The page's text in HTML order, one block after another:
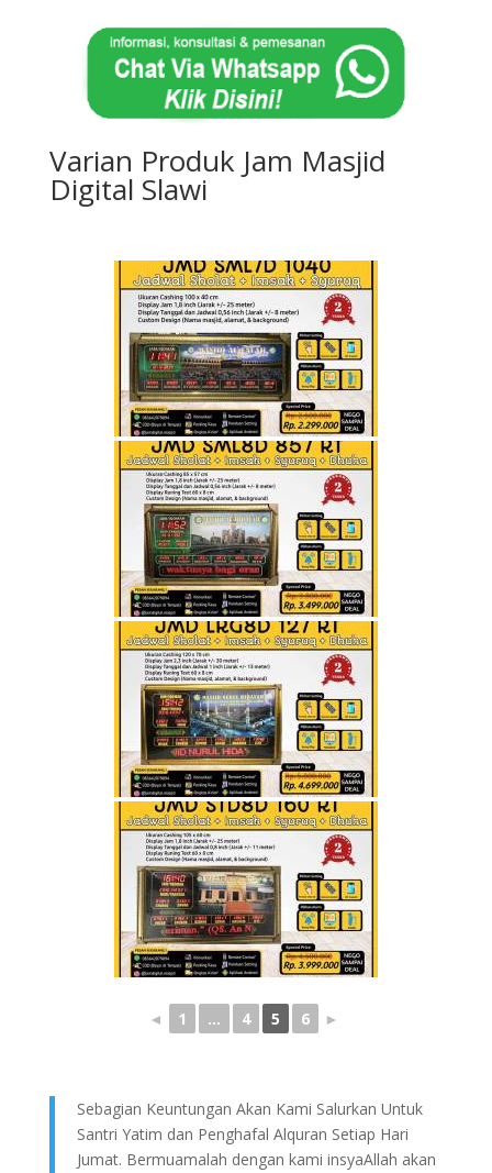
Varian Produk Jam Masjid
Digital Slawi
◄ 1 ... 4 5 6 ►
Sebagian Keuntungan Akan Kami Salurkan Untuk
Santri Yatim dan Penghafal Alquran Setiap Hari
Jumat. Bermuamalah dengan kami insyaAllah akan